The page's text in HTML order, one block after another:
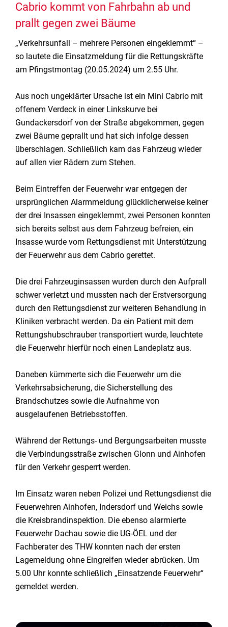
Cabrio kommt von Fahrbahn ab und
prallt gegen zwei Bäume
„Verkehrsunfall – mehrere Personen eingeklemmt“ –
so lautete die Einsatzmeldung für die Rettungskräfte
am Pfingstmontag (20.05.2024) um 2.55 Uhr.
Aus noch ungeklärter Ursache ist ein Mini Cabrio mit
offenem Verdeck in einer Linkskurve bei
Gundackersdorf von der Straße abgekommen, gegen
zwei Bäume geprallt und hat sich infolge dessen
überschlagen. Schließlich kam das Fahrzeug wieder
auf allen vier Rädern zum Stehen.
Beim Eintreffen der Feuerwehr war entgegen der
ursprünglichen Alarmmeldung glücklicherweise keiner
der drei Insassen eingeklemmt, zwei Personen konnten
sich bereits selbst aus dem Fahrzeug befreien, ein
Insasse wurde vom Rettungsdienst mit Unterstützung
der Feuerwehr aus dem Cabrio gerettet.
Die drei Fahrzeuginsassen wurden durch den Aufprall
schwer verletzt und mussten nach der Erstversorgung
durch den Rettungsdienst zur weiteren Behandlung in
Kliniken verbracht werden. Da ein Patient mit dem
Rettungshubschrauber transportiert wurde, leuchtete
die Feuerwehr hierfür noch einen Landeplatz aus.
Daneben kümmerte sich die Feuerwehr um die
Verkehrsabsicherung, die Sicherstellung des
Brandschutzes sowie die Aufnahme von
ausgelaufenen Betriebsstoffen.
Während der Rettungs- und Bergungsarbeiten musste
die Verbindungsstraße zwischen Glonn und Ainhofen
für den Verkehr gesperrt werden.
Im Einsatz waren neben Polizei und Rettungsdienst die
Feuerwehren Ainhofen, Indersdorf und Weichs sowie
die Kreisbrandinspektion. Die ebenso alarmierte
Feuerwehr Dachau sowie die UG-ÖEL und der
Fachberater des THW konnten nach der ersten
Lagemeldung ohne Eingreifen wieder abrücken. Um
5.00 Uhr konnte schließlich „Einsatzende Feuerwehr“
gemeldet werden.